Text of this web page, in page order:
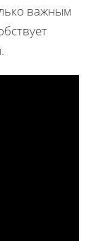
важным